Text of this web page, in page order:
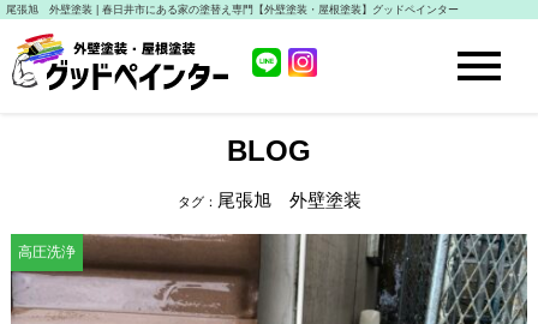
尾張旭 外壁塗装 | 春日井市にある家の塗替え専門【外壁塗装・屋根塗装】グッドペインター
BLOG
タグ： 尾張旭 外壁塗装
高圧洗浄